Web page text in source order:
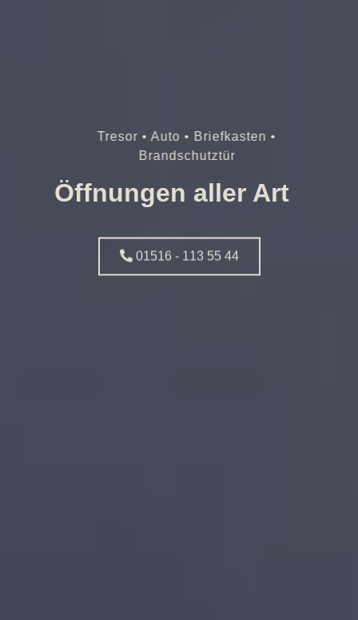
Tresor • Auto • Briefkasten •
Brandschutztür
Öffnungen aller Art
01516 - 113 55 44